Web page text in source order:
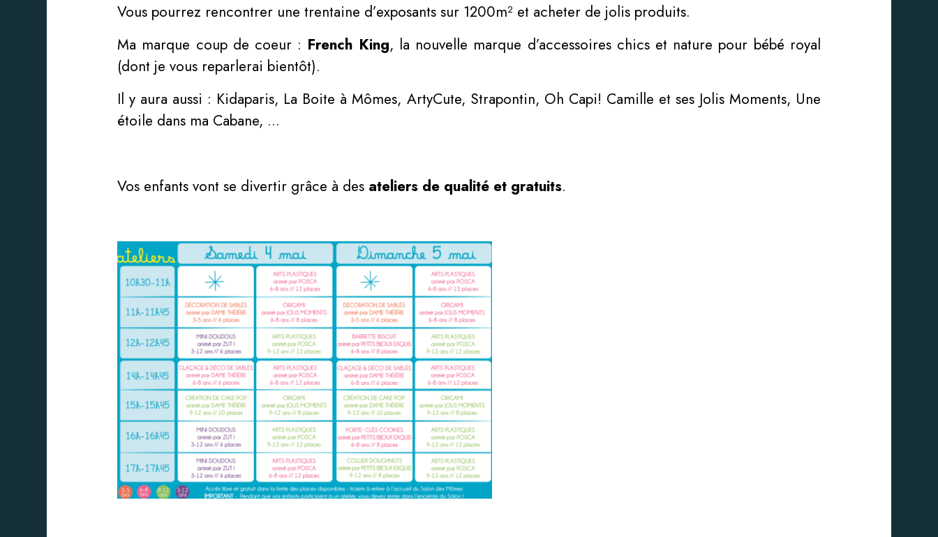
Vous pourrez rencontrer une trentaine d’exposants sur 1200m² et acheter de jolis produits.
Ma marque coup de coeur : French King, la nouvelle marque d’accessoires chics et nature pour bébé royal
(dont je vous reparlerai bientôt).
Il y aura aussi : Kidaparis, La Boite à Mômes, ArtyCute, Strapontin, Oh Capi! Camille et ses Jolis Moments, Une
étoile dans ma Cabane, …
Vos enfants vont se divertir grâce à des ateliers de qualité et gratuits.